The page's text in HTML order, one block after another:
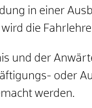
in einer
die
und der
oder
werden.